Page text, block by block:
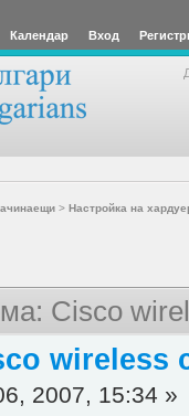
Календар Вход
> Настройка на
Cisco
wireless
2007, 15:34 »